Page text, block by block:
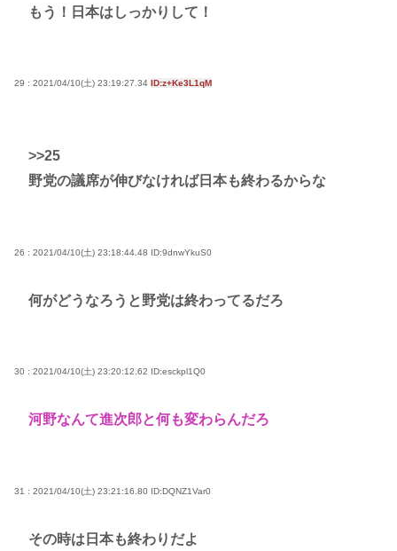
もう！日本はしっかりして！
29 : 2021/04/10(土) 23:19:27.34 ID:z+Ke3L1qM
>>25
野党の議席が伸びなければ日本も終わるからな
26 : 2021/04/10(土) 23:18:44.48 ID:9dnwYkuS0
何がどうなろうと野党は終わってるだろ
30 : 2021/04/10(土) 23:20:12.62 ID:esckpl1Q0
河野なんて進次郎と何も変わらんだろ
31 : 2021/04/10(土) 23:21:16.80 ID:DQNZ1Var0
その時は日本も終わりだよ